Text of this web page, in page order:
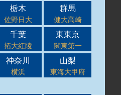
栃木
佐野日大
群馬
健大高崎
千葉
拓大紅陵
東東京
関東第一
神奈川
横浜
山梨
東海大甲府